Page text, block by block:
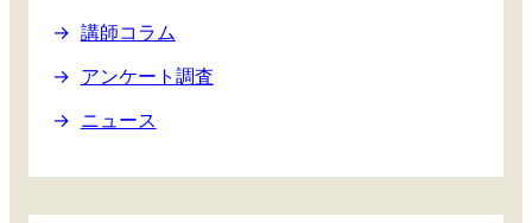
講師コラム
アンケート調査
ニュース